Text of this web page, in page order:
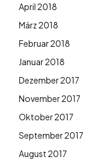
April 2018
März 2018
Februar 2018
Januar 2018
Dezember 2017
November 2017
Oktober 2017
September 2017
August 2017